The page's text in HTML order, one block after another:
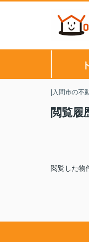
|入間市の不
閲覧履
閲覧した物